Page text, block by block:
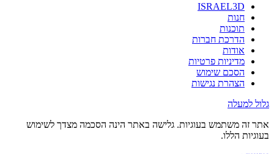
ISRAEL3D
חנות
תוכנות
הדרכת חברות
אודות
מדיניות פרטיות
הסכם שימוש
הצהרת נגישות
גלול למעלה
אתר זה משתמש בעוגיות. גלישה באתר הינה הסכמה מצדך לשימוש
בעוגיות הללו.